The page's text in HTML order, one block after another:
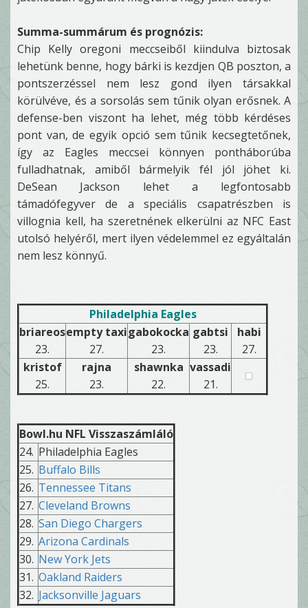
Summa-summárum és prognózis:
Chip Kelly oregoni meccseiből kiindulva biztosak
lehetünk benne, hogy bárki is kezdjen QB poszton, a
pontszerzéssel nem lesz gond ilyen társakkal
körülvéve, és a sorsolás sem tűnik olyan erősnek. A
defense-ben viszont ha lehet, még több kérdéses
pont van, de egyik opció sem tűnik kecsegtetőnek,
így az Eagles meccsei könnyen pontháborúba
fulladhatnak, amiből bármelyik fél jól jöhet ki.
DeSean Jackson lehet a legfontosabb
támadófegyver de a speciális csapatrészben is
villognia kell, ha szeretnének elkerülni az NFC East
utolsó helyéről, mert ilyen védelemmel ez egyáltalán
nem lesz könnyű.
Philadelphia Eagles
briareos
23.
empty taxi
27.
gabokocka
23.
gabtsi
23.
habi
27.
kristof
25.
rajna
23.
shawnka
22.
vassadi
21.
Bowl.hu NFL Visszaszámláló
24. Philadelphia Eagles
25. Buffalo Bills
26. Tennessee Titans
27. Cleveland Browns
28. San Diego Chargers
29. Arizona Cardinals
30. New York Jets
31. Oakland Raiders
32. Jacksonville Jaguars